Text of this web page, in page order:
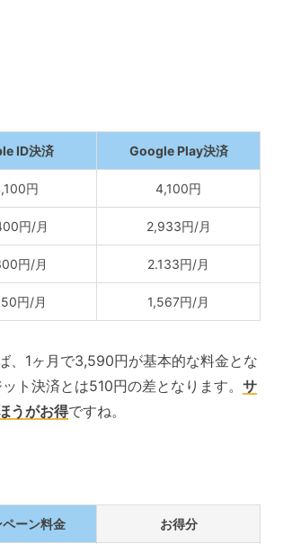
ID決済 Google Play決済
円 4,100円
円/月 2,933円/月
円/月 2.133円/月
円/月 1,567円/月
、1ヶ月で3,590円が基本的な料金とな
ト決済とは510円の差となります。 サ
うがお得ですね。
ペーン料金 お得分